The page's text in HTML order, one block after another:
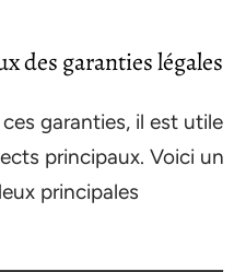
des garanties légales
garanties, il est utile
principaux. Voici un
principales